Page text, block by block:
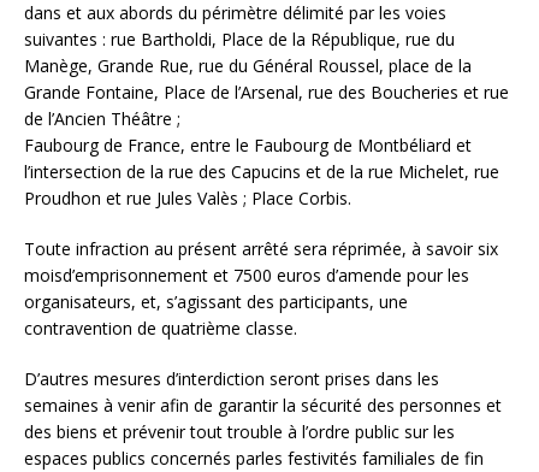
dans et aux abords du périmètre délimité par les voies
suivantes : rue Bartholdi, Place de la République, rue du
Manège, Grande Rue, rue du Général Roussel, place de la
Grande Fontaine, Place de l’Arsenal, rue des Boucheries et rue
de l’Ancien Théâtre ;
Faubourg de France, entre le Faubourg de Montbéliard et
l’intersection de la rue des Capucins et de la rue Michelet, rue
Proudhon et rue Jules Valès ; Place Corbis.
Toute infraction au présent arrêté sera réprimée, à savoir six
moisd’emprisonnement et 7500 euros d’amende pour les
organisateurs, et, s’agissant des participants, une
contravention de quatrième classe.
D’autres mesures d’interdiction seront prises dans les
semaines à venir afin de garantir la sécurité des personnes et
des biens et prévenir tout trouble à l’ordre public sur les
espaces publics concernés parles festivités familiales de fin